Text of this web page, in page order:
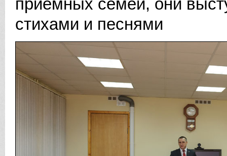
приемных семей, они
стихами и песнями